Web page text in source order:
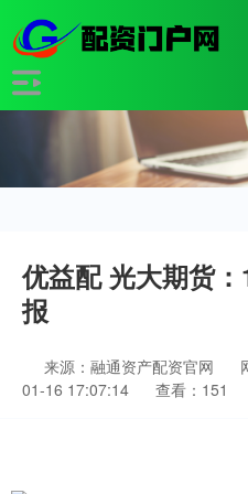
优益配 光大期货
报
来源：融通资产配资官网
01-16 17:07:14
查看：151